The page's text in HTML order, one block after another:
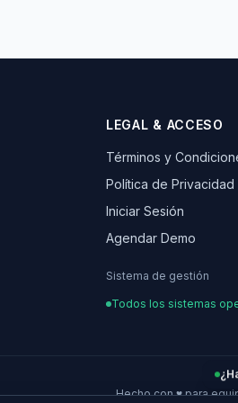
LEGAL & ACCESO
Términos y
Política de Privacidad
Iniciar Sesión
Agendar Demo
Sistema de gestión
Todos los sistemas
Hecho con ♥ para